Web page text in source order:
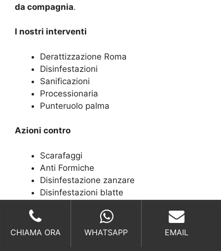
da compagnia.
I nostri interventi
Derattizzazione Roma
Disinfestazioni
Sanificazioni
Processionaria
Punteruolo palma
Azioni contro
Scarafaggi
Anti Formiche
Disinfestazione zanzare
Disinfestazioni blatte
Chiamateci per
CHIAMA ORA WHATSAPP EMAIL